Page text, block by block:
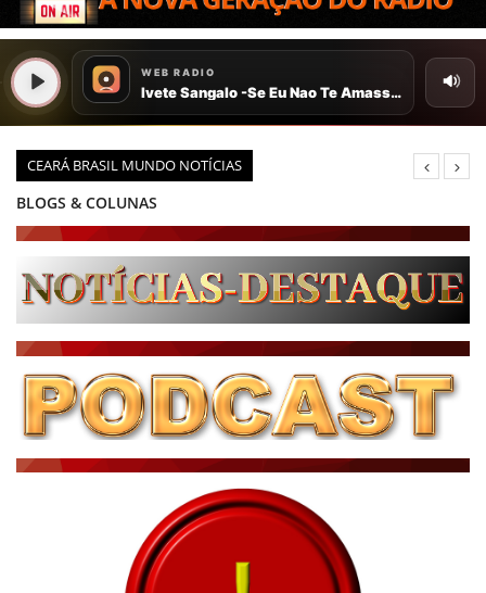
CEARÁ BRASIL MUNDO NOTÍCIAS
BLOGS & COLUNAS
PODCAST - PONTO DE VISTA
BRASIL DE FATO - ÚLTIMAS NOTÍCIAS
ÚLTIMAS NOTÍCIAS
NOTÍCIAS TAMBÉM NA TELA
BRASIL MUNDO AO VIVO
JORNAL DO BRASIL
NOTÍCIAS GERAIS
CONECTE-SE
REGISTO